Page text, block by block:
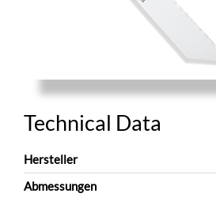
Technical Data
Hersteller
Abmessungen